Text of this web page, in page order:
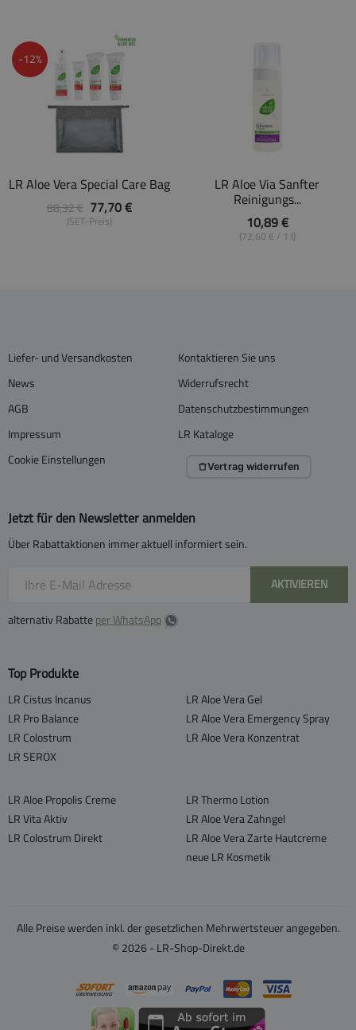
LR Aloe Vera Special Care Bag
-12%
88,32 € 77,70 €
(SET-Preis)
LR Aloe Via Sanfter
Reinigungs...
10,89 €
(72,60 € / 1 l)
Liefer- und Versandkosten
News
AGB
Impressum
Cookie Einstellungen
Kontaktieren Sie uns
Widerrufsrecht
Datenschutzbestimmungen
LR Kataloge
Vertrag widerrufen
Jetzt für den Newsletter anmelden
Über Rabattaktionen immer aktuell informiert sein.
AKTIVIEREN
alternativ Rabatteper WhatsApp
Top Produkte
LR Cistus Incanus
LR Pro Balance
LR Colostrum
LR SEROX
LR Aloe Vera Gel
LR Aloe Vera Emergency Spray
LR Aloe Vera Konzentrat
LR Aloe Propolis Creme
LR Vita Aktiv
LR Colostrum Direkt
LR Thermo Lotion
LR Aloe Vera Zahngel
LR Aloe Vera Zarte Hautcreme
neue LR Kosmetik
Alle Preise werden inkl. der gesetzlichen Mehrwertsteuer angegeben.
© 2026 - LR-Shop-Direkt.de